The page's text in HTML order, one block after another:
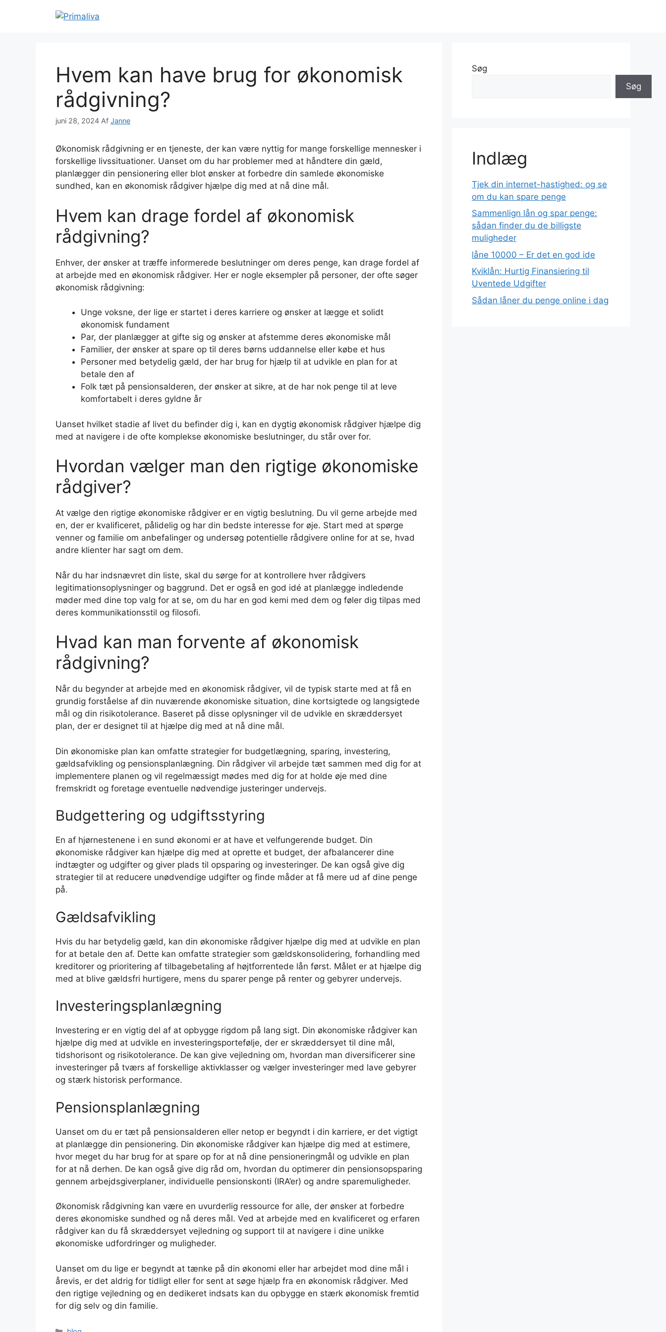
Hvem kan have brug for økonomisk
rådgivning?
juni 28, 2024 Af Janne
Økonomisk rådgivning er en tjeneste, der kan være nyttig for mange forskellige mennesker i
forskellige livssituationer. Uanset om du har problemer med at håndtere din gæld,
planlægger din pensionering eller blot ønsker at forbedre din samlede økonomiske
sundhed, kan en økonomisk rådgiver hjælpe dig med at nå dine mål.
Hvem kan drage fordel af økonomisk
rådgivning?
Enhver, der ønsker at træffe informerede beslutninger om deres penge, kan drage fordel af
at arbejde med en økonomisk rådgiver. Her er nogle eksempler på personer, der ofte søger
økonomisk rådgivning:
Unge voksne, der lige er startet i deres karriere og ønsker at lægge et solidt
økonomisk fundament
Par, der planlægger at gifte sig og ønsker at afstemme deres økonomiske mål
Familier, der ønsker at spare op til deres børns uddannelse eller købe et hus
Personer med betydelig gæld, der har brug for hjælp til at udvikle en plan for at
betale den af
Folk tæt på pensionsalderen, der ønsker at sikre, at de har nok penge til at leve
komfortabelt i deres gyldne år
Uanset hvilket stadie af livet du befinder dig i, kan en dygtig økonomisk rådgiver hjælpe dig
med at navigere i de ofte komplekse økonomiske beslutninger, du står over for.
Hvordan vælger man den rigtige økonomiske
rådgiver?
At vælge den rigtige økonomiske rådgiver er en vigtig beslutning. Du vil gerne arbejde med
en, der er kvalificeret, pålidelig og har din bedste interesse for øje. Start med at spørge
venner og familie om anbefalinger og undersøg potentielle rådgivere online for at se, hvad
andre klienter har sagt om dem.
Når du har indsnævret din liste, skal du sørge for at kontrollere hver rådgivers
legitimationsoplysninger og baggrund. Det er også en god idé at planlægge indledende
møder med dine top valg for at se, om du har en god kemi med dem og føler dig tilpas med
deres kommunikationsstil og filosofi.
Hvad kan man forvente af økonomisk
rådgivning?
Når du begynder at arbejde med en økonomisk rådgiver, vil de typisk starte med at få en
grundig forståelse af din nuværende økonomiske situation, dine kortsigtede og langsigtede
mål og din risikotolerance. Baseret på disse oplysninger vil de udvikle en skræddersyet
plan, der er designet til at hjælpe dig med at nå dine mål.
Din økonomiske plan kan omfatte strategier for budgetlægning, sparing, investering,
gældsafvikling og pensionsplanlægning. Din rådgiver vil arbejde tæt sammen med dig for at
implementere planen og vil regelmæssigt mødes med dig for at holde øje med dine
fremskridt og foretage eventuelle nødvendige justeringer undervejs.
Budgettering og udgiftsstyring
En af hjørnestenene i en sund økonomi er at have et velfungerende budget. Din
økonomiske rådgiver kan hjælpe dig med at oprette et budget, der afbalancerer dine
indtægter og udgifter og giver plads til opsparing og investeringer. De kan også give dig
strategier til at reducere unødvendige udgifter og finde måder at få mere ud af dine penge
på.
Gældsafvikling
Hvis du har betydelig gæld, kan din økonomiske rådgiver hjælpe dig med at udvikle en plan
for at betale den af. Dette kan omfatte strategier som gældskonsolidering, forhandling med
kreditorer og prioritering af tilbagebetaling af højtforrentede lån først. Målet er at hjælpe dig
med at blive gældsfri hurtigere, mens du sparer penge på renter og gebyrer undervejs.
Investeringsplanlægning
Investering er en vigtig del af at opbygge rigdom på lang sigt. Din økonomiske rådgiver kan
hjælpe dig med at udvikle en investeringsportefølje, der er skræddersyet til dine mål,
tidshorisont og risikotolerance. De kan give vejledning om, hvordan man diversificerer sine
investeringer på tværs af forskellige aktivklasser og vælger investeringer med lave gebyrer
og stærk historisk performance.
Pensionsplanlægning
Uanset om du er tæt på pensionsalderen eller netop er begyndt i din karriere, er det vigtigt
at planlægge din pensionering. Din økonomiske rådgiver kan hjælpe dig med at estimere,
hvor meget du har brug for at spare op for at nå dine pensioneringmål og udvikle en plan
for at nå derhen. De kan også give dig råd om, hvordan du optimerer din pensionsopsparing
gennem arbejdsgiverplaner, individuelle pensionskonti (IRA’er) og andre sparemuligheder.
Økonomisk rådgivning kan være en uvurderlig ressource for alle, der ønsker at forbedre
deres økonomiske sundhed og nå deres mål. Ved at arbejde med en kvalificeret og erfaren
rådgiver kan du få skræddersyet vejledning og support til at navigere i dine unikke
økonomiske udfordringer og muligheder.
Uanset om du lige er begyndt at tænke på din økonomi eller har arbejdet mod dine mål i
årevis, er det aldrig for tidligt eller for sent at søge hjælp fra en økonomisk rådgiver. Med
den rigtige vejledning og en dedikeret indsats kan du opbygge en stærk økonomisk fremtid
for dig selv og din familie.
Søg
Søg
Indlæg
Tjek din internet-hastighed: og se
om du kan spare penge
Sammenlign lån og spar penge:
sådan finder du de billigste
muligheder
låne 10000 – Er det en god ide
Kviklån: Hurtig Finansiering til
Uventede Udgifter
Sådan låner du penge online i dag